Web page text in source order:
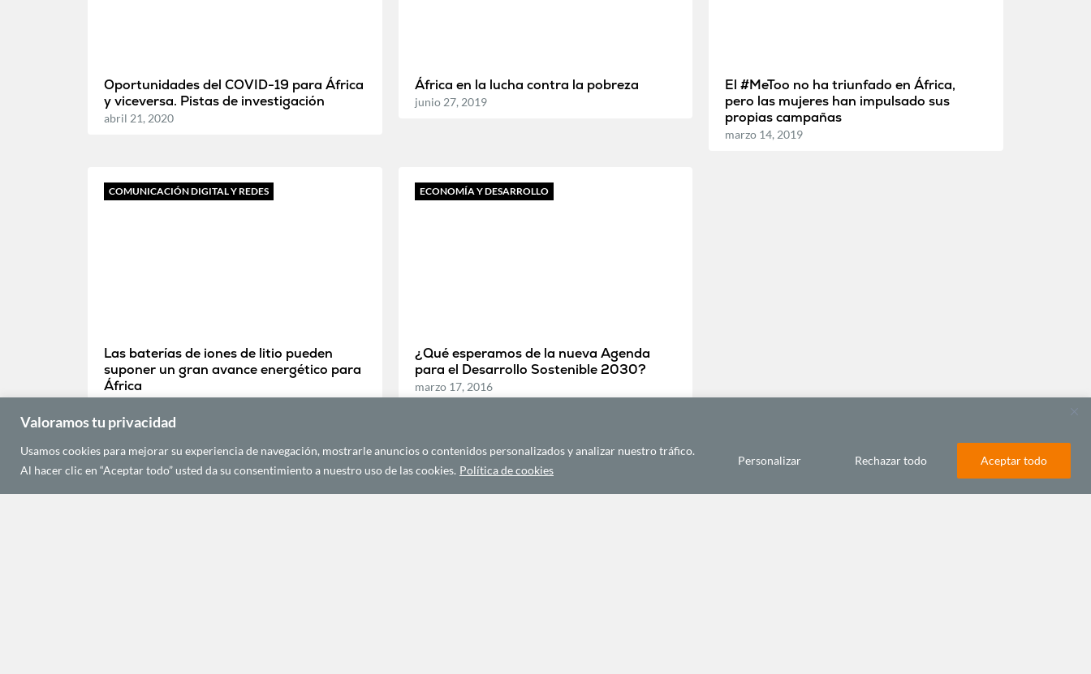
Valoramos tu privacidad
Usamos cookies para mejorar su experiencia de navegación, mostrarle anuncios o contenidos personalizados y analizar nuestro tráfico.
Al hacer clic en “Aceptar todo” usted da su consentimiento a nuestro uso de las cookies. Política de cookies
Personalizar Rechazar todo Aceptar todo
Oportunidades del COVID-19 para África
y viceversa. Pistas de investigación
abril 21, 2020
África en la lucha contra la pobreza
junio 27, 2019
El #MeToo no ha triunfado en África,
pero las mujeres han impulsado sus
propias campañas
marzo 14, 2019
COMUNICACIÓN DIGITAL Y REDES
Las baterías de iones de litio pueden
suponer un gran avance energético para
África
ECONOMÍA Y DESARROLLO
¿Qué esperamos de la nueva Agenda
para el Desarrollo Sostenible 2030?
marzo 17, 2016